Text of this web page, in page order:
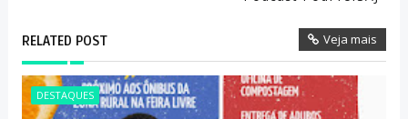
RELATED POST Veja mais
DESTAQUES